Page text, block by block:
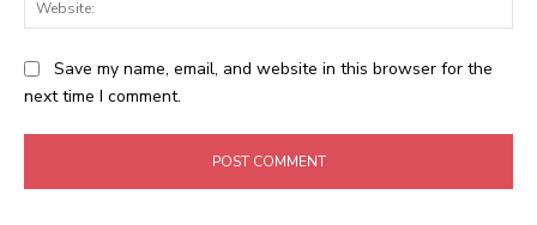
Save my name, email, and website in this browser for the
next time I comment.